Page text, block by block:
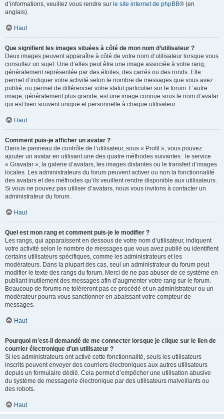
d’informations, veuillez vous rendre sur le site internet de phpBB® (en
anglais).
Haut
Que signifient les images situées à côté de mon nom d’utilisateur ?
Deux images peuvent apparaître à côté de votre nom d’utilisateur lorsque vous
consultez un sujet. Une d’elles peut être une image associée à votre rang,
généralement représentée par des étoiles, des carrés ou des ronds. Elle
permet d’indiquer votre activité selon le nombre de messages que vous avez
publié, ou permet de différencier votre statut particulier sur le forum. L’autre
image, généralement plus grande, est une image connue sous le nom d’avatar
qui est bien souvent unique et personnelle à chaque utilisateur.
Haut
Comment puis-je afficher un avatar ?
Dans le panneau de contrôle de l’utilisateur, sous « Profil », vous pouvez
ajouter un avatar en utilisant une des quatre méthodes suivantes : le service
« Gravatar », la galerie d’avatars, les images distantes ou le transfert d’images
locales. Les administrateurs du forum peuvent activer ou non la fonctionnalité
des avatars et des méthodes qu’ils veuillent rendre disponible aux utilisateurs.
Si vous ne pouvez pas utiliser d’avatars, nous vous invitons à contacter un
administrateur du forum.
Haut
Quel est mon rang et comment puis-je le modifier ?
Les rangs, qui apparaissent en dessous de votre nom d’utilisateur, indiquent
votre activité selon le nombre de messages que vous avez publié ou identifient
certains utilisateurs spécifiques, comme les administrateurs et les
modérateurs. Dans la plupart des cas, seul un administrateur du forum peut
modifier le texte des rangs du forum. Merci de ne pas abuser de ce système en
publiant inutilement des messages afin d’augmenter votre rang sur le forum.
Beaucoup de forums ne toléreront pas ce procédé et un administrateur ou un
modérateur pourra vous sanctionner en abaissant votre compteur de
messages.
Haut
Pourquoi m’est-il demandé de me connecter lorsque je clique sur le lien de
courrier électronique d’un utilisateur ?
Si les administrateurs ont activé cette fonctionnalité, seuls les utilisateurs
inscrits peuvent envoyer des courriers électroniques aux autres utilisateurs
depuis un formulaire dédié. Cela permet d’empêcher une utilisation abusive
du système de messagerie électronique par des utilisateurs malveillants ou
des robots.
Haut